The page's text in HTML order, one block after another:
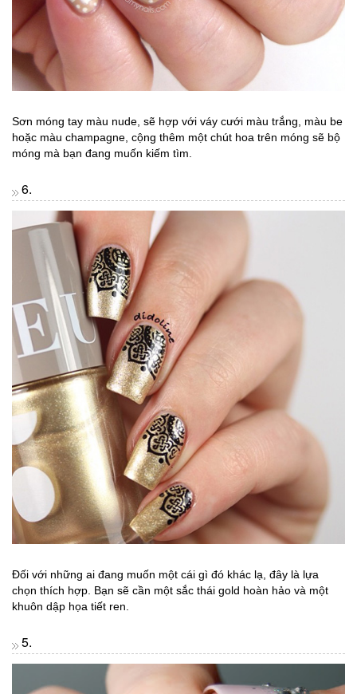
Sơn móng tay màu nude, sẽ hợp với váy cưới màu trắng, màu be
hoặc màu champagne, cộng thêm một chút hoa trên móng sẽ bộ
móng mà bạn đang muốn kiếm tìm.
6.
Đối với những ai đang muốn một cái gì đó khác lạ, đây là lựa
chọn thích hợp. Bạn sẽ cần một sắc thái gold hoàn hảo và một
khuôn dập họa tiết ren.
5.